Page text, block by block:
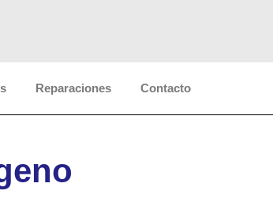
Reparaciones Contacto